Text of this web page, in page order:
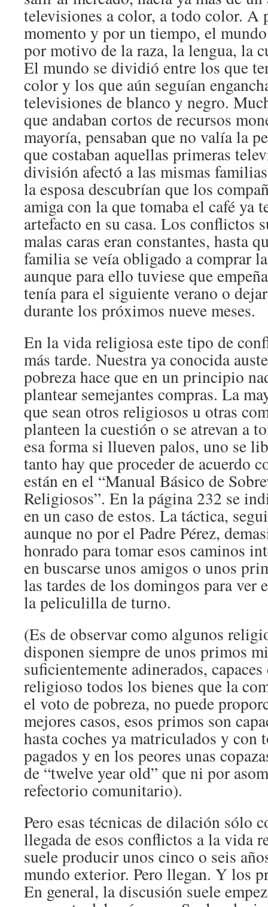
televisiones a color, a todo color. A
momento y por un tiempo, el
por motivo de la raza, la lengua, la
El mundo se dividió entre los que
color y los que aún seguían
televisiones de blanco y negro.
que andaban cortos de recursos
mayoría, pensaban que no valía la
que costaban aquellas primeras
división afectó a las mismas
la esposa descubrían que los
amiga con la que tomaba el café ya
artefacto en su casa. Los conflictos
malas caras eran constantes, hasta
familia se veía obligado a comprar
aunque para ello tuviese que
tenía para el siguiente verano o
durante los próximos nueve meses.
En la vida religiosa este tipo de
más tarde. Nuestra ya conocida
pobreza hace que en un principio
plantear semejantes compras. La
que sean otros religiosos u otras
planteen la cuestión o se atrevan a
esa forma si llueven palos, uno se
tanto hay que proceder de acuerdo
están en el “Manual Básico de
Religiosos”. En la página 232 se
en un caso de estos. La táctica,
aunque no por el Padre Pérez,
honrado para tomar esos caminos
en buscarse unos amigos o unos
las tardes de los domingos para
la peliculilla de turno.
(Es de observar como algunos
disponen siempre de unos primos
suficientemente adinerados,
religioso todos los bienes que la
el voto de pobreza, no puede
mejores casos, esos primos son
hasta coches ya matriculados y con
pagados y en los peores unas
de “twelve year old” que ni por
refectorio comunitario).
Pero esas técnicas de dilación sólo
llegada de esos conflictos a la vida
suele producir unos cinco o seis
mundo exterior. Pero llegan. Y los
En general, la discusión suele